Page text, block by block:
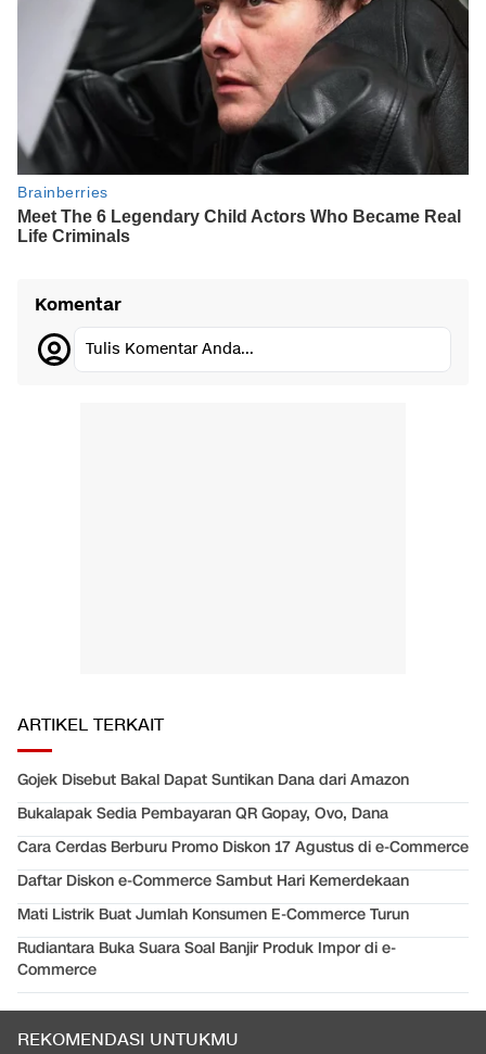
Komentar
Tulis Komentar Anda...
ARTIKEL TERKAIT
Gojek Disebut Bakal Dapat Suntikan Dana dari Amazon
Bukalapak Sedia Pembayaran QR Gopay, Ovo, Dana
Cara Cerdas Berburu Promo Diskon 17 Agustus di e-Commerce
Daftar Diskon e-Commerce Sambut Hari Kemerdekaan
Mati Listrik Buat Jumlah Konsumen E-Commerce Turun
Rudiantara Buka Suara Soal Banjir Produk Impor di e-
Commerce
REKOMENDASI UNTUKMU